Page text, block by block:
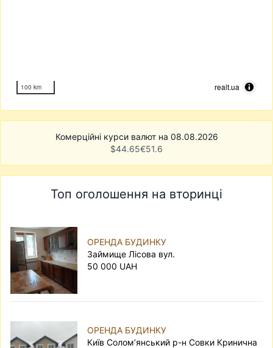
100 km realt.ua
Комерційні курси валют на 08.08.2026
$44.65€51.6
Топ оголошення на вторинці
ОРЕНДА БУДИНКУ
Займище Лісова вул.
50 000 UAH
ОРЕНДА БУДИНКУ
Київ Солом’янський р-н Совки Кринична